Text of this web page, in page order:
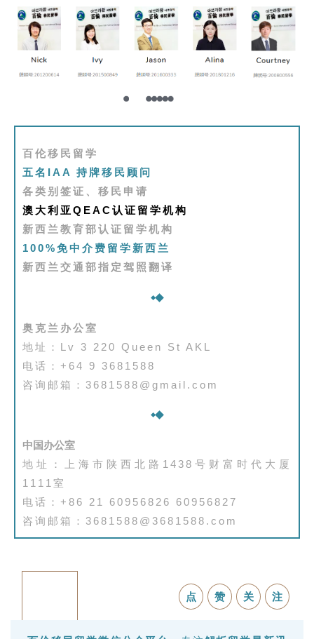
百伦移民留学
五名IAA 持牌移民顾问
各类别签证、移民申请
澳大利亚QEAC认证留学机构
新西兰教育部认证留学机构
100%免中介费留学新西兰
新西兰交通部指定驾照翻译
奥克兰办公室
地址：Lv 3 220 Queen St AKL
电话：+64 9 3681588
咨询邮箱：3681588@gmail.com
中国办公室
地址：上海市陕西北路1438号财富时代大厦
1111室
电话：+86 21 60956826 60956827
咨询邮箱：3681588@3681588.com
点 赞 关 注